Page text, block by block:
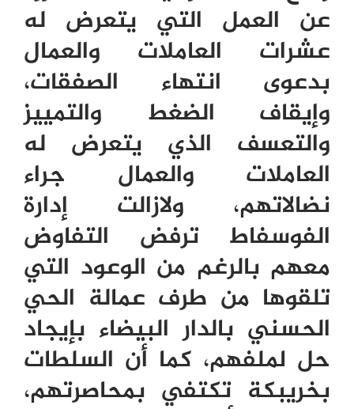
عن العمل التي يتعرض له
عشرات العاملات والعمال
بدعوى انتهاء الصفقات،
وإيقاف الضغط والتمييز
والتعسف الذي يتعرض له
العاملات والعمال جراء
نضالاتهم، ولازالت إدارة
الفوسفاط ترفض التفاوض
معهم بالرغم من الوعود التي
تلقوها من طرف عمالة الحي
الحسني بالدار البيضاء بإيجاد
حل لملفهم، كما أن السلطات
بخريبكة تكتفي بمحاصرتهم،